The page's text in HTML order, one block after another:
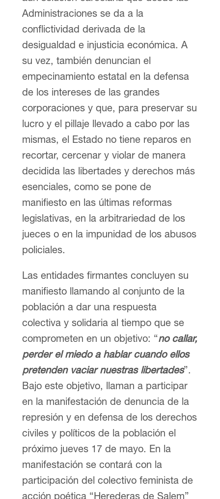
Administraciones se da a la
conflictividad derivada de la
desigualdad e injusticia económica. A
su vez, también denuncian el
empecinamiento estatal en la defensa
de los intereses de las grandes
corporaciones y que, para preservar su
lucro y el pillaje llevado a cabo por las
mismas, el Estado no tiene reparos en
recortar, cercenar y violar de manera
decidida las libertades y derechos más
esenciales, como se pone de
manifiesto en las últimas reformas
legislativas, en la arbitrariedad de los
jueces o en la impunidad de los abusos
policiales.
Las entidades firmantes concluyen su
manifiesto llamando al conjunto de la
población a dar una respuesta
colectiva y solidaria al tiempo que se
comprometen en un objetivo: “no callar,
perder el miedo a hablar cuando ellos
pretenden vaciar nuestras libertades”.
Bajo este objetivo, llaman a participar
en la manifestación de denuncia de la
represión y en defensa de los derechos
civiles y políticos de la población el
próximo jueves 17 de mayo. En la
manifestación se contará con la
participación del colectivo feminista de
acción poética “Herederas de Salem”